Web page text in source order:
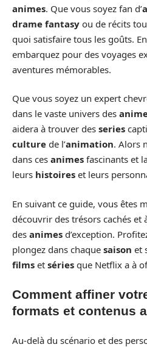
animes. Que vous soyez fan d’
drame fantasy ou de récits
quoi satisfaire tous les goûts.
embarquez pour des voyages
aventures mémorables.
Que vous soyez un expert
dans le vaste univers des
aidera à trouver des series
culture de l’animation. Alors
dans ces animes fascinants et
leurs histoires et leurs
En suivant ce guide, vous êtes
découvrir des trésors cachés et
des animes d’exception.
plongez dans chaque saison et
films et séries que Netflix a à
Comment affiner
formats et contenus
Au-delà du scénario et des